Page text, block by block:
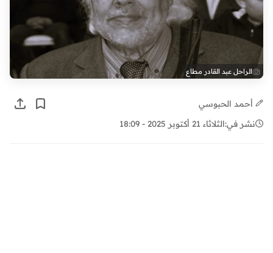
الراحل عبد القادر مطاع
أحمد الحبوسي
نشر في:الثلاثاء 21 أكتوبر 2025 - 18:09